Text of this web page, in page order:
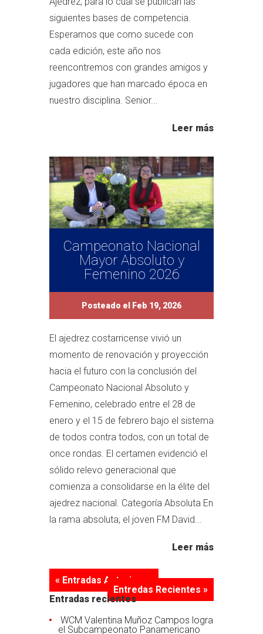
siguientes bases de competencia.
Esperamos que como sucede con
cada edición, este año nos
reencontremos con grandes amigos y
jugadores que han marcado época en
nuestro disciplina. Senior...
Leer más
Campeonato Nacional
Mayor Absoluto y
Femenino 2026
Posteado el Feb 19, 2026
El ajedrez costarricense vivió un
momento de renovación y proyección
hacia el futuro con la conclusión del
Campeonato Nacional Absoluto y
Femenino, celebrado entre el 28 de
enero y el 15 de febrero bajo el sistema
de todos contra todos, con un total de
once rondas. El certamen evidenció el
sólido relevo generacional que
comienza a consolidarse en la élite del
ajedrez nacional. Categoría Absoluta En
la rama absoluta, el joven FM David...
Leer más
« Entradas Anteriores
Entredas Recientes »
Entradas recientes
WCM Valentina Muñoz Campos logra
el Subcampeonato Panamericano